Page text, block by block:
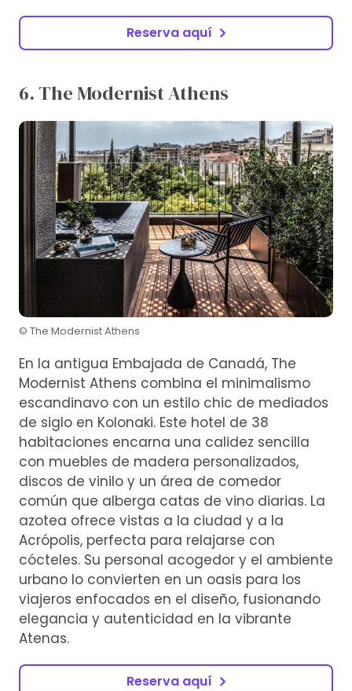
Reserva aquí
6. The Modernist Athens
© The Modernist Athens
En la antigua Embajada de Canadá, The
Modernist Athens combina el minimalismo
escandinavo con un estilo chic de mediados
de siglo en Kolonaki. Este hotel de 38
habitaciones encarna una calidez sencilla
con muebles de madera personalizados,
discos de vinilo y un área de comedor
común que alberga catas de vino diarias. La
azotea ofrece vistas a la ciudad y a la
Acrópolis, perfecta para relajarse con
cócteles. Su personal acogedor y el ambiente
urbano lo convierten en un oasis para los
viajeros enfocados en el diseño, fusionando
elegancia y autenticidad en la vibrante
Atenas.
Reserva aquí